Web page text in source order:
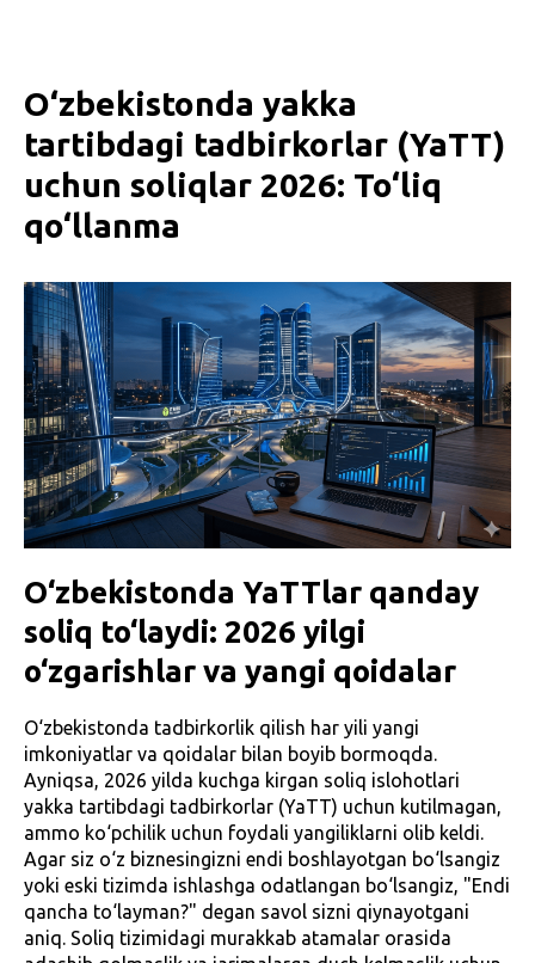
O‘zbekistonda yakka
tartibdagi tadbirkorlar (YaTT)
uchun soliqlar 2026: To‘liq
qo‘llanma
O‘zbekistonda YaTTlar qanday
soliq to‘laydi: 2026 yilgi
o‘zgarishlar va yangi qoidalar
O‘zbekistonda tadbirkorlik qilish har yili yangi
imkoniyatlar va qoidalar bilan boyib bormoqda.
Ayniqsa, 2026 yilda kuchga kirgan soliq islohotlari
yakka tartibdagi tadbirkorlar (YaTT) uchun kutilmagan,
ammo ko‘pchilik uchun foydali yangiliklarni olib keldi.
Agar siz o‘z biznesingizni endi boshlayotgan bo‘lsangiz
yoki eski tizimda ishlashga odatlangan bo‘lsangiz, "Endi
qancha to‘layman?" degan savol sizni qiynayotgani
aniq. Soliq tizimidagi murakkab atamalar orasida